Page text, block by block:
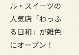
ル・スイーツの
人気店「わっふ
る日和」が雑色
にオープン！